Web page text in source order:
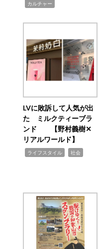
カルチャー
LVに敗訴して人気が出
た ミルクティーブラ
ンド 【野村義樹✕
リアルワールド】
ライフスタイル 社会